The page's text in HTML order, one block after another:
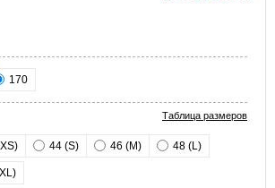
170
Таблица размеров
44 (S) 46 (M) 48 (L)